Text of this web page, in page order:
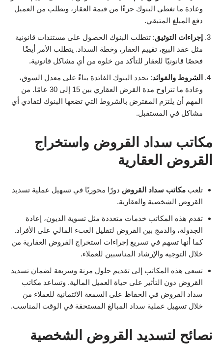
وعادة ما تغطي البنوك جزءًا من قيمة العقار، ويطلب من العميل
دفع المبلغ المتبقي.
إجراءات التوثيق: تتطلب البنوك الحصول على مستندات قانونية
مثل عقد البيع، تقييم العقار، وخطة السداد. يتطلب الأمر أيضًا
فحصًا قانونيًا للعقار للتأكد من خلوه من أي مشاكل قانونية.
الشروط والفوائد: تحدد البنوك الفائدة بناءً على معدل السوق،
وعادة ما تتراوح مدة القرض العقاري بين 15 إلى 30 عامًا. من
المهم أن يلتزم المقترض بالشروط التي تضعها البنوك لتفادي أي
مشاكل في المستقبل.
مكاتب سداد القروض واستخراج
القروض العقارية
تلعب مكاتب سداد القروض دورًا محوريًا في تسهيل عملية تسديد
القروض الشخصية والعقارية.
تقدم هذه المكاتب خدمات متعددة مثل تسوية الديون، إعادة
الجدولة، والدمج بين القروض لتقليل العبء المالي على الأفراد.
كما أنها تسهم في تسريع إجراءات استخراج القروض العقارية من
خلال التوجيه والإرشاد المناسبين للعملاء.
تسعى هذه المكاتب إلى تقديم حلول مرنة وسريعة لضمان تسديد
القروض دون التأثير على حياة العميل المالية. وتساعد مكاتب
سداد القروض في الحفاظ على السمعة الائتمانية للعملاء من
خلال تسهيل عملية سداد المبالغ المستحقة في الوقت المناسب.
نصائح لتسديد القروض الشخصية